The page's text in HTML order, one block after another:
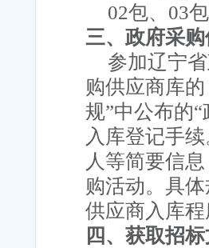
02包、03
三、政府采
参加辽宁
购供应商库
规”中公布的
入库登记手
人等简要信
购活动。具
供应商入库
四、获取招